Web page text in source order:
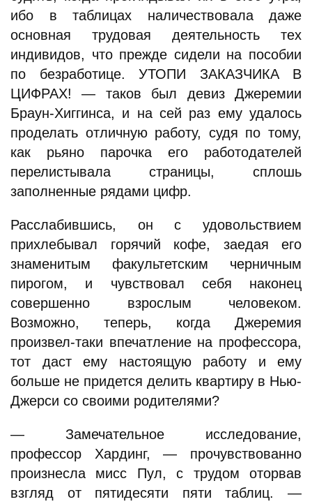
ибо в таблицах наличествовала даже
основная трудовая деятельность тех
индивидов, что прежде сидели на пособии
по безработице. УТОПИ ЗАКАЗЧИКА В
ЦИФРАХ! — таков был девиз Джеремии
Браун-Хиггинса, и на сей раз ему удалось
проделать отличную работу, судя по тому,
как рьяно парочка его работодателей
перелистывала страницы, сплошь
заполненные рядами цифр.
Расслабившись, он с удовольствием
прихлебывал горячий кофе, заедая его
знаменитым факультетским черничным
пирогом, и чувствовал себя наконец
совершенно взрослым человеком.
Возможно, теперь, когда Джеремия
произвел-таки впечатление на профессора,
тот даст ему настоящую работу и ему
больше не придется делить квартиру в Нью-
Джерси со своими родителями?
— Замечательное исследование,
профессор Хардинг, — прочувствованно
произнесла мисс Пул, с трудом оторвав
взгляд от пятидесяти пяти таблиц. —